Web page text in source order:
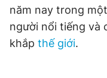
năm nay trong
người nổi tiếng và
khắp thế giới.